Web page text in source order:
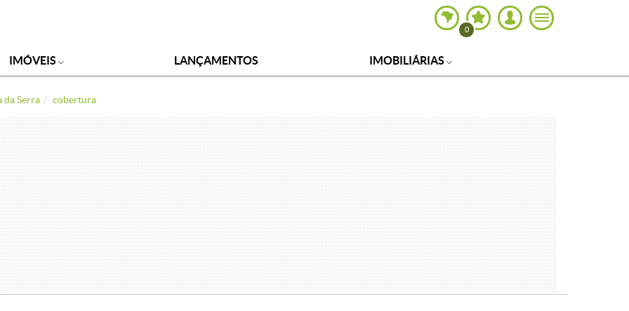
0
IMÓVEIS LANÇAMENTOS IMOBILIÁRIAS
da Serra cobertura